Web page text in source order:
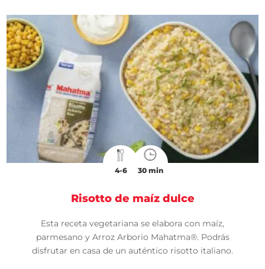
4-6 30 min
Risotto de maíz dulce
Esta receta vegetariana se elabora con maíz,
parmesano y Arroz Arborio Mahatma®. Podrás
disfrutar en casa de un auténtico risotto italiano.